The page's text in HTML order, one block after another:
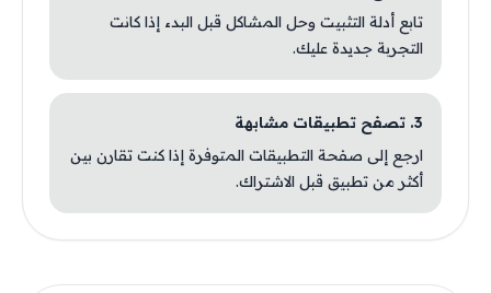
تابع أدلة التثبيت وحل المشاكل قبل البدء إذا كانت
التجربة جديدة عليك.
3. تصفح تطبيقات مشابهة
ارجع إلى صفحة التطبيقات المتوفرة إذا كنت تقارن بين
أكثر من تطبيق قبل الاشتراك.